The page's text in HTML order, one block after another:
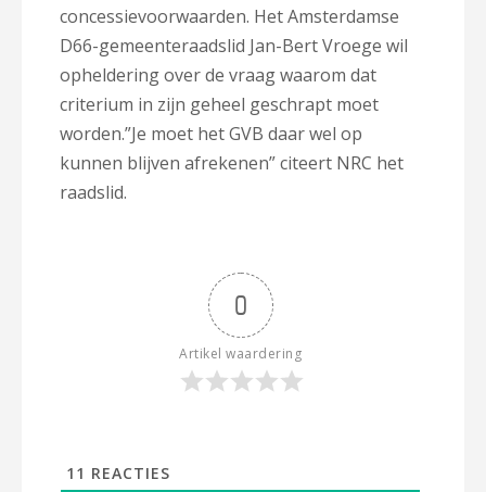
concessievoorwaarden. Het Amsterdamse
D66-gemeenteraadslid Jan-Bert Vroege wil
opheldering over de vraag waarom dat
criterium in zijn geheel geschrapt moet
worden.”Je moet het GVB daar wel op
kunnen blijven afrekenen” citeert NRC het
raadslid.
0
Artikel waardering
11 REACTIES